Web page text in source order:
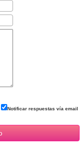
Notificar respuestas vía email